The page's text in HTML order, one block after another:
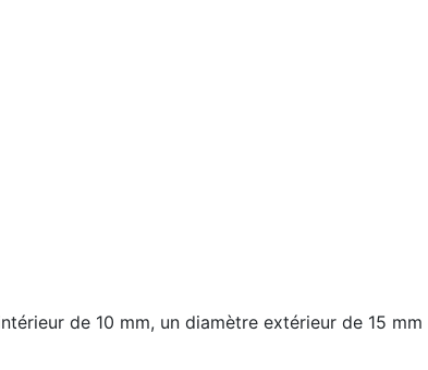
de 10 mm, un diamètre extérieur de 15